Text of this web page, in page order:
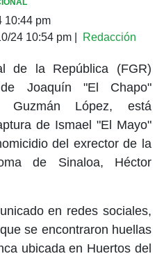
10:44 pm
24 10:54 pm| Redacción
de la República (FGR)
Joaquín "El Chapo"
Guzmán López, está
de Ismael "El Mayo"
del exrector de la
de Sinaloa, Héctor
en redes sociales,
se encontraron huellas
ubicada en Huertos del